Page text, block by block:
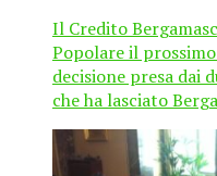
Il Credito
Popolare il
decisione presa dai
che ha lasciato